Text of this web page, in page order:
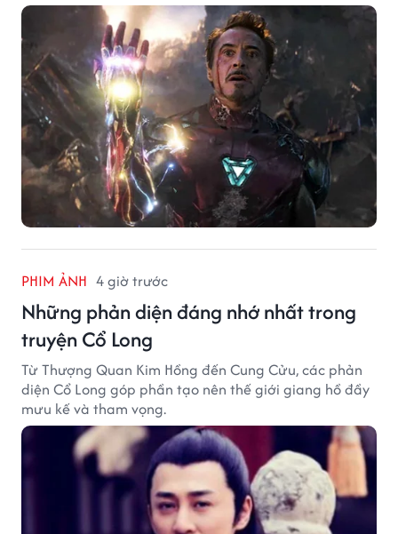
PHIM ẢNH 4 giờ trước
Những phản diện đáng nhớ nhất trong
truyện Cổ Long
Từ Thượng Quan Kim Hồng đến Cung Cửu, các phản
diện Cổ Long góp phần tạo nên thế giới giang hồ đầy
mưu kế và tham vọng.